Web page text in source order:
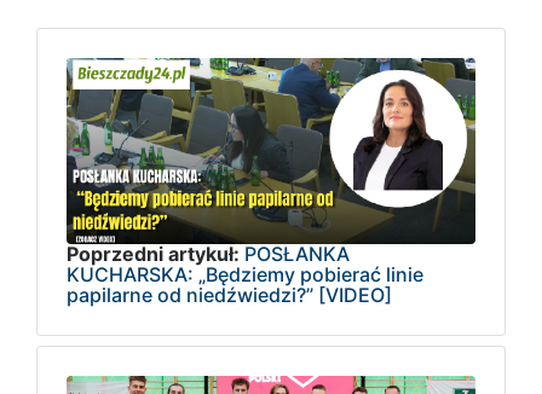
Poprzedni artykuł: POSŁANKA
KUCHARSKA: „Będziemy pobierać linie
papilarne od niedźwiedzi?” [VIDEO]